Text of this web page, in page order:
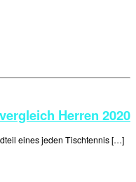
Herren 2020
eines jeden Tischtennis […]